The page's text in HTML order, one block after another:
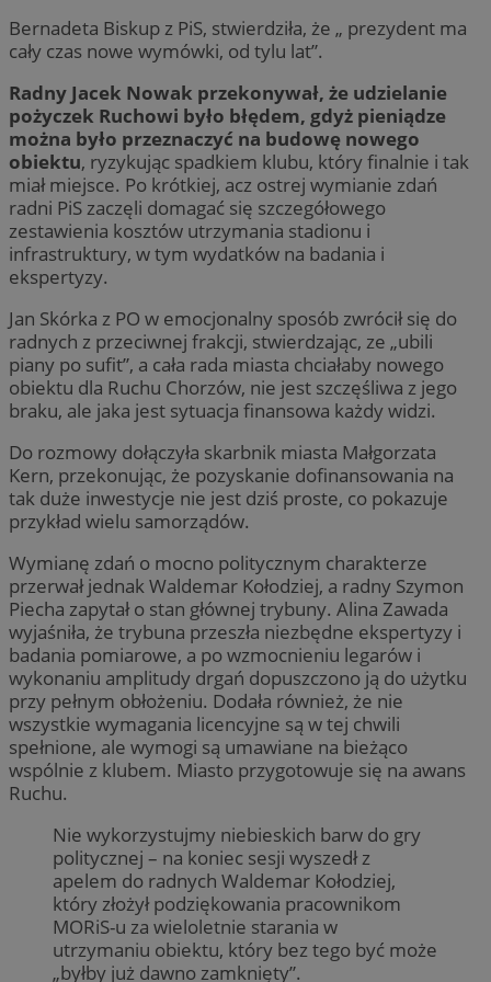
Bernadeta Biskup z PiS, stwierdziła, że „ prezydent ma
cały czas nowe wymówki, od tylu lat”.
Radny Jacek Nowak przekonywał, że udzielanie
pożyczek Ruchowi było błędem, gdyż pieniądze
można było przeznaczyć na budowę nowego
obiektu, ryzykując spadkiem klubu, który finalnie i tak
miał miejsce. Po krótkiej, acz ostrej wymianie zdań
radni PiS zaczęli domagać się szczegółowego
zestawienia kosztów utrzymania stadionu i
infrastruktury, w tym wydatków na badania i
ekspertyzy.
Jan Skórka z PO w emocjonalny sposób zwrócił się do
radnych z przeciwnej frakcji, stwierdzając, ze „ubili
piany po sufit”, a cała rada miasta chciałaby nowego
obiektu dla Ruchu Chorzów, nie jest szczęśliwa z jego
braku, ale jaka jest sytuacja finansowa każdy widzi.
Do rozmowy dołączyła skarbnik miasta Małgorzata
Kern, przekonując, że pozyskanie dofinansowania na
tak duże inwestycje nie jest dziś proste, co pokazuje
przykład wielu samorządów.
Wymianę zdań o mocno politycznym charakterze
przerwał jednak Waldemar Kołodziej, a radny Szymon
Piecha zapytał o stan głównej trybuny. Alina Zawada
wyjaśniła, że trybuna przeszła niezbędne ekspertyzy i
badania pomiarowe, a po wzmocnieniu legarów i
wykonaniu amplitudy drgań dopuszczono ją do użytku
przy pełnym obłożeniu. Dodała również, że nie
wszystkie wymagania licencyjne są w tej chwili
spełnione, ale wymogi są umawiane na bieżąco
wspólnie z klubem. Miasto przygotowuje się na awans
Ruchu.
Nie wykorzystujmy niebieskich barw do gry
politycznej – na koniec sesji wyszedł z
apelem do radnych Waldemar Kołodziej,
który złożył podziękowania pracownikom
MORiS-u za wieloletnie starania w
utrzymaniu obiektu, który bez tego być może
„byłby już dawno zamknięty”.